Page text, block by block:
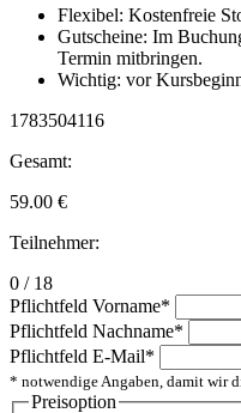
Flexibel: Kostenfreie
Gutscheine: Im
Termin mitbringen.
Wichtig: vor
1783504116
Gesamt:
59.00 €
Teilnehmer:
0 / 18
Pflichtfeld Vorname*
Pflichtfeld Nachname*
Pflichtfeld E-Mail*
* notwendige Angaben, damit wir
Preisoption